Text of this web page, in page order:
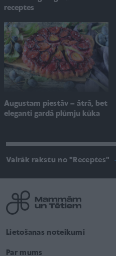
receptes
Augustam piestāv – ātrā, bet
eleganti gardā plūmju kūka
Vairāk rakstu no "Receptes"
Lietošanas noteikumi
Par mums